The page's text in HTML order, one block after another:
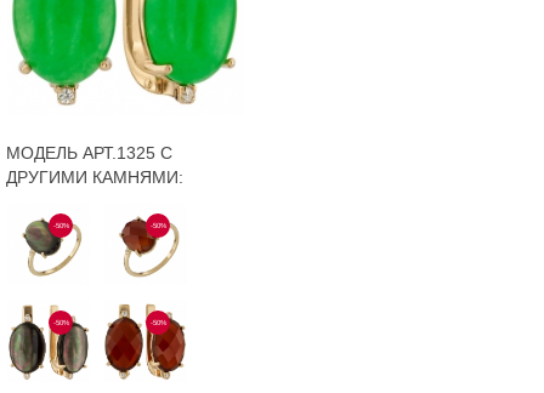
МОДЕЛЬ АРТ.1325 С
ДРУГИМИ КАМНЯМИ:
-50% -50%
-50% -50%